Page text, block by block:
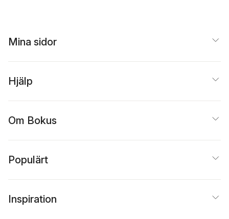
Mina sidor
Hjälp
Om Bokus
Populärt
Inspiration